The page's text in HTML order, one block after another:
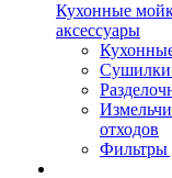
Кухонные
аксессуары
Сушилки
отходов
Фильтры